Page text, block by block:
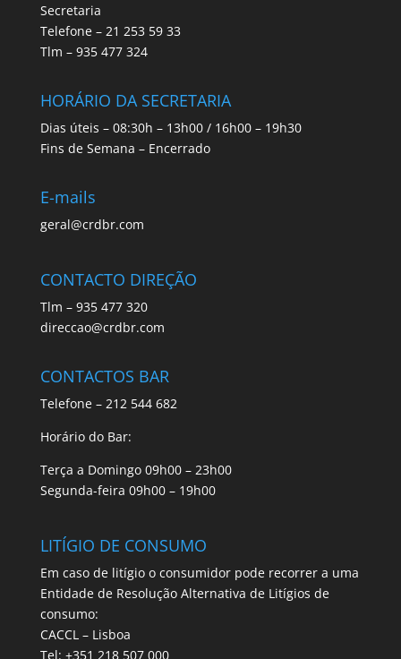
Secretaria
Telefone – 21 253 59 33
Tlm – 935 477 324
HORÁRIO DA SECRETARIA
Dias úteis – 08:30h – 13h00 / 16h00 – 19h30
Fins de Semana – Encerrado
E-mails
geral@crdbr.com
CONTACTO DIREÇÃO
Tlm – 935 477 320
direccao@crdbr.com
CONTACTOS BAR
Telefone – 212 544 682
Horário do Bar:
Terça a Domingo 09h00 – 23h00
Segunda-feira 09h00 – 19h00
LITÍGIO DE CONSUMO
Em caso de litígio o consumidor pode recorrer a uma
Entidade de Resolução Alternativa de Litígios de
consumo:
CACCL – Lisboa
Tel: +351 218 507 000